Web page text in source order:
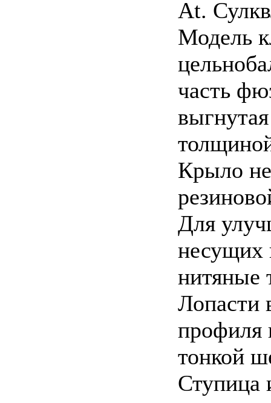
At.
Модель
часть
Крыло
Для
несущих
нитяные
Лопасти
профиля
тонкой
Ступица